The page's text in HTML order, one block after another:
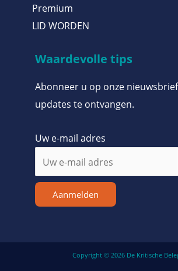
Premium
LID WORDEN
Waardevolle tips
Abonneer u op onze
updates te ontvangen.
Uw e-mail adres
Aanmelden
Copyright © 2026 De Kritische